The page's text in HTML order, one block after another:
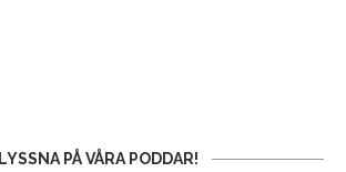
LYSSNA PÅ VÅRA PODDAR!